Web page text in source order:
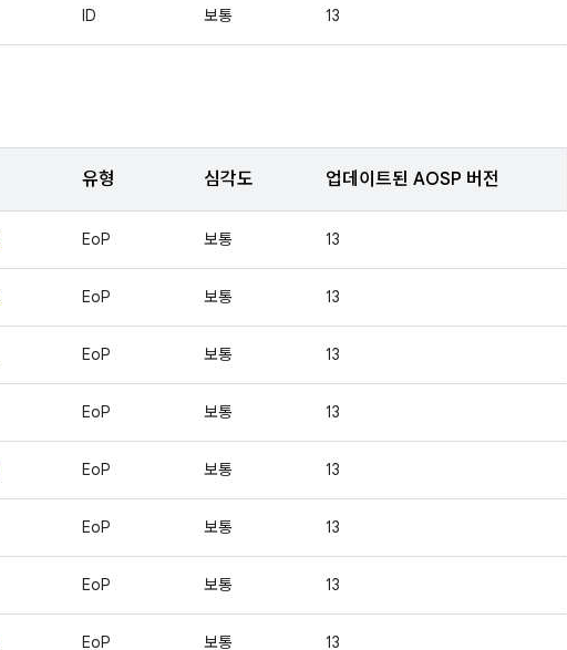
ID 보통 13
유형 심각도 업데이트된 AOSP 버전
EoP 보통 13
EoP 보통 13
EoP 보통 13
EoP 보통 13
EoP 보통 13
EoP 보통 13
EoP 보통 13
EoP 보통 13